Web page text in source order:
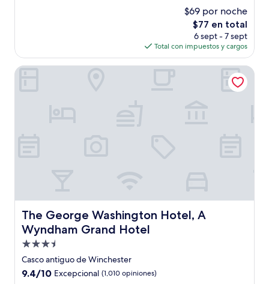
$69 por noche
El
precio
actual
es
de
$77 en total
6 sept - 7 sept
Total con impuestos y cargos
The George Washington Hotel, A
Wyndham Grand Hotel
The George Washington Hotel, A Wyndham Grand
Propiedad
de
3.5
Casco antiguo de Winchester
9.4
9.4/10 Excepcional (1,010 opiniones)
The George Washington Hotel, A Wyndham Grand Hotel